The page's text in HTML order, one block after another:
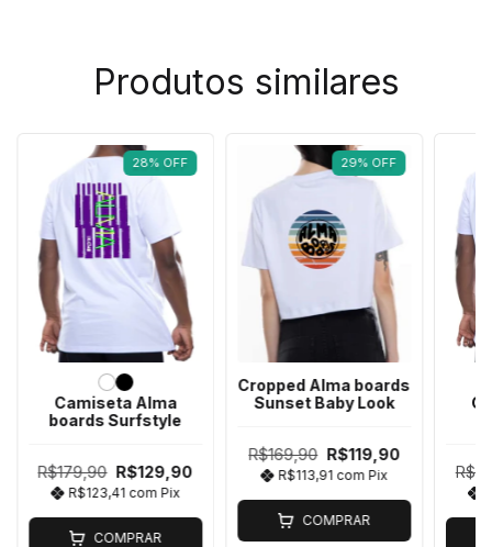
Produtos similares
28% OFF
Camiseta Alma
boards Surfstyle
R$179,90 R$129,90
R$123,41 com Pix
COMPRAR
29% OFF
Cropped Alma boards
Sunset Baby Look
R$169,90 R$119,90
R$113,91 com Pix
COMPRAR